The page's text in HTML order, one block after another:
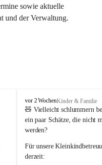
sowie aktuelle
und der Verwaltung.
F
r
a
x
r
n
vor 2 WochenKinder & Familie
🧸 Vielleicht schlummern
ein paar Schätze, die nicht
werden?
Für unsere
derzeit: